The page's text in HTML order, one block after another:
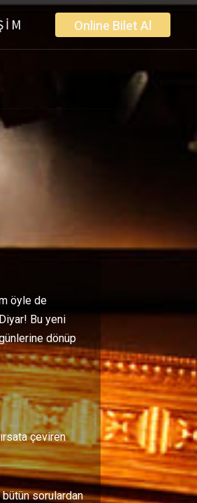
Online Bilet Al
öyle de
Bu yeni
dönüp
çeviren
bütün sorulardan